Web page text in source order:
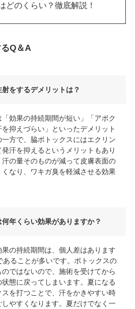
どのくらい？徹底解説！
Q＆A
をするデメリットは？
効果の持続期間が短い」「アポク
を抑えづらい」といったデメリット
方で、脇ボトックスにはエクリン
汗を抑えるというメリットもあり
汗の量そのものが減って皮膚表面の
なり、ワキガ臭を軽減させる効果
年くらい効果がありますか？
の持続期間は、個人差はあります
あることが多いです。ボトックスの
ではないので、施術を受けてから
態に戻ってしまいます。夏になる
を打つことで、汗をかきやすい時
やすくなります。夏だけでなく一